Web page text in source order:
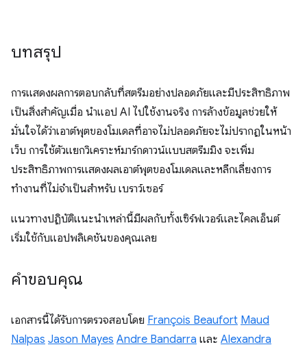
บทสรุป
การแสดงผลการตอบกลับที่สตรีมอย่างปลอดภัยและมีประสิทธิภาพ
เป็นสิ่งสำคัญเมื่อ นําแอป AI ไปใช้งานจริง การล้างข้อมูลช่วยให้
มั่นใจได้ว่าเอาต์พุตของโมเดลที่อาจไม่ปลอดภัยจะไม่ปรากฏในหน้า
เว็บ การใช้ตัวแยกวิเคราะห์มาร์กดาวน์แบบสตรีมมิง จะเพิ่ม
ประสิทธิภาพการแสดงผลเอาต์พุตของโมเดลและหลีกเลี่ยงการ
ทำงานที่ไม่จำเป็นสำหรับ เบราว์เซอร์
แนวทางปฏิบัติแนะนำเหล่านี้มีผลกับทั้งเซิร์ฟเวอร์และไคลเอ็นต์
เริ่มใช้กับแอปพลิเคชันของคุณเลย
คำขอบคุณ
เอกสารนี้ได้รับการตรวจสอบโดย François Beaufort Maud
Nalpas Jason Mayes Andre Bandarra และ Alexandra